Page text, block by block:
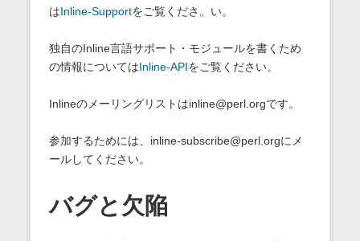
はInline-Supportをご覧くださ。い。
独自のInline言語サポート・モジュールを書くため
の情報についてはInline-APIをご覧ください。
Inlineのメーリングリストはinline@perl.orgです。
参加するためには、inline-subscribe@perl.orgにメ
ールしてください。
バグと欠陥